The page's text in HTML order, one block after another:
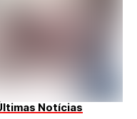
Notícias